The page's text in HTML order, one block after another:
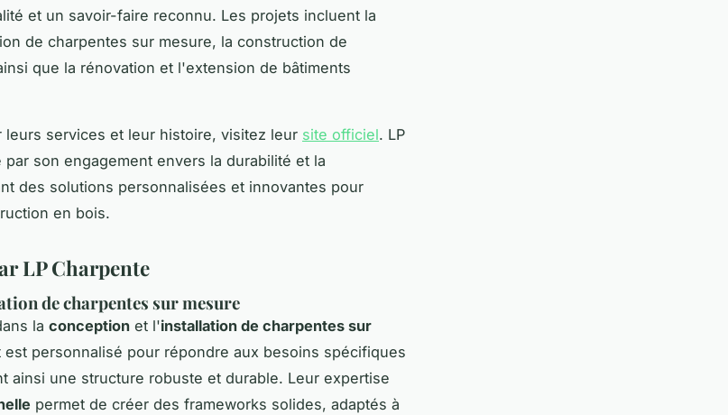
et un savoir-faire reconnu. Les projets incluent la
de charpentes sur mesure, la construction de
que la rénovation et l'extension de bâtiments
leurs services et leur histoire, visitez leur site officiel. LP
son engagement envers la durabilité et la
des solutions personnalisées et innovantes pour
en bois.
LP Charpente
de charpentes sur mesure
la conception et l'installation de charpentes sur
est personnalisé pour répondre aux besoins spécifiques
ainsi une structure robuste et durable. Leur expertise
permet de créer des frameworks solides, adaptés à